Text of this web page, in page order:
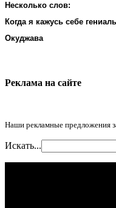
Несколько слов:
Когда я кажусь себе
Окуджава
Реклама на cайте
Наши рекламные предложения
Искать...